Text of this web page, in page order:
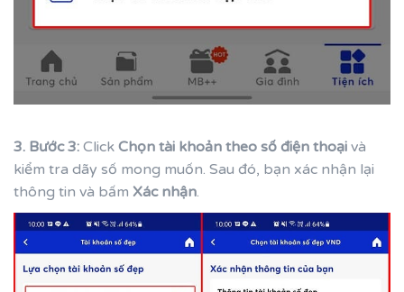
3. Bước 3: Click Chọn tài khoản theo số điện thoại và
kiểm tra dãy số mong muốn. Sau đó, bạn xác nhận lại
thông tin và bấm Xác nhận.